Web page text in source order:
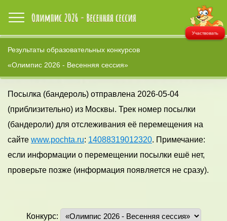
Участвовать
Результаты образовательных конкурсов
«Олимпис 2026 - Весенняя сессия»
Посылка (бандероль) отправлена 2026-05-04
(приблизительно) из Москвы. Трек номер посылки
(бандероли) для отслеживания её перемещения на
сайте www.pochta.ru: 14088319012320. Примечание:
если информации о перемещении посылки ешё нет,
проверьте позже (информация появляется не сразу).
Конкурс: